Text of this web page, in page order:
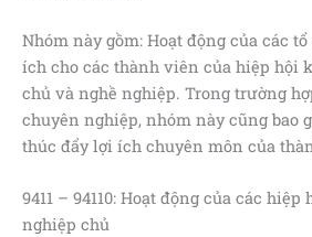
Nhóm này gồm: Hoạt động của các
ích cho các thành viên của hiệp hội
chủ và nghề nghiệp. Trong trường
chuyên nghiệp, nhóm này cũng bao
thúc đẩy lợi ích chuyên môn của
9411 – 94110: Hoạt động của các
nghiệp chủ